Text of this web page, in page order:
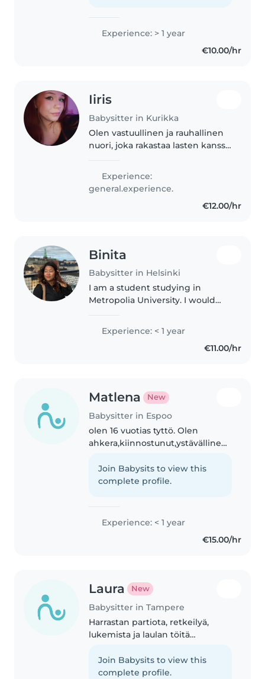
Experience: > 1 year
€10.00/hr
Iiris
Babysitter in Kurikka
Olen vastuullinen ja rauhallinen
nuori, joka rakastaa lasten kanssa
voin auttaa erilaisissa
kotitehtävissä, kuten
Experience:
general.experience.
€12.00/hr
Binita
Babysitter in Helsinki
I am a student studying in
Metropolia University. I would
and caring person. Although, I
don't have legal or valid
certificate, I have experience..
Experience: < 1 year
€11.00/hr
Matlena New
Babysitter in Espoo
olen 16 vuotias tyttö. Olen
ahkera,kiinnostunut,ystävällinen,kiltti
pikkuveli. On tet kokemusta 2
viikkoa päiväkodissa 0-5
Join Babysits to view this
complete profile.
Experience: < 1 year
€15.00/hr
Laura New
Babysitter in Tampere
Harrastan partiota, retkeilyä,
lukemista ja laulan töitä
partioleirille Puolaan ensi kesänä.
Olen suorittanut hygieniapassin
Join Babysits to view this
complete profile.